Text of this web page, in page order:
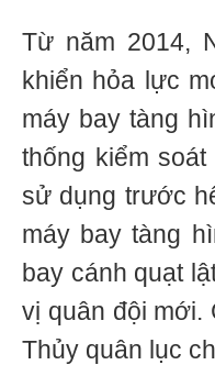
Từ năm 2014,
khiển hỏa lực
máy bay tàng
thống kiểm
sử dụng trước
máy bay tàng
bay cánh quạt
vị quân đội mới.
Thủy quân lục